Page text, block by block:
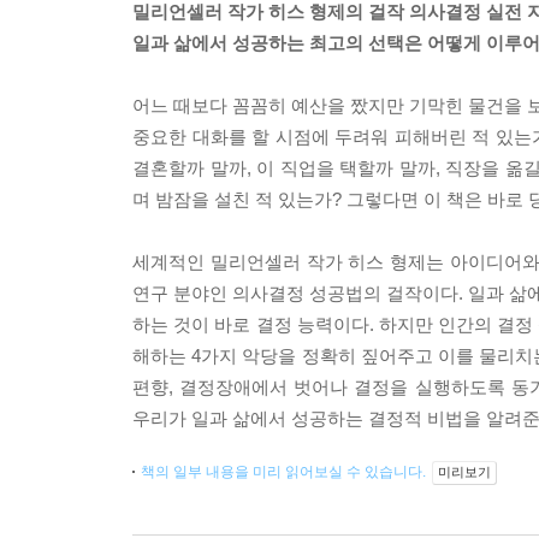
밀리언셀러 작가 히스 형제의 걸작 의사결정 실전
일과 삶에서 성공하는 최고의 선택은 어떻게 이루
어느 때보다 꼼꼼히 예산을 짰지만 기막힌 물건을
중요한 대화를 할 시점에 두려워 피해버린 적 있
결혼할까 말까, 이 직업을 택할까 말까, 직장을 옮
며 밤잠을 설친 적 있는가? 그렇다면 이 책은 바로
세계적인 밀리언셀러 작가 히스 형제는 아이디어
연구 분야인 의사결정 성공법의 걸작이다. 일과
하는 것이 바로 결정 능력이다. 하지만 인간의 결
해하는 4가지 악당을 정확히 짚어주고 이를 물리
편향, 결정장애에서 벗어나 결정을 실행하도록
우리가 일과 삶에서 성공하는 결정적 비법을 알려
책의 일부 내용을 미리 읽어보실 수 있습니다. 미리보기